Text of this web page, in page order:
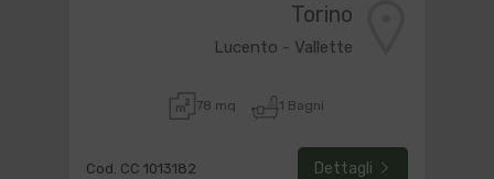
Torino
Lucento - Vallette
78 mq 1 Bagni
Cod. CC 1013182 Dettagli